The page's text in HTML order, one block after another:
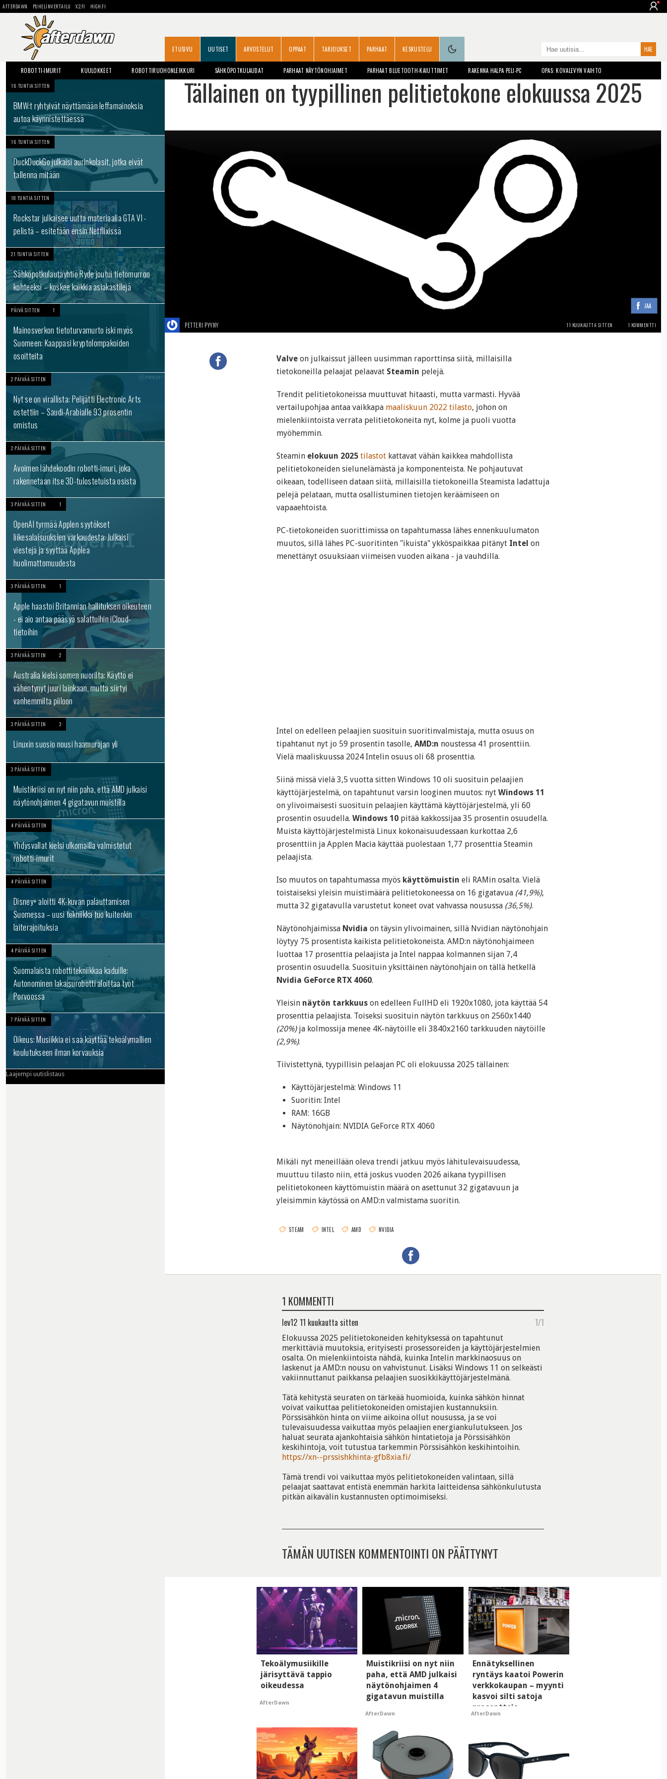
AFTERDAWN PUHELINVERTAILU X2.FI HIGH.FI
ETUSIVU UUTISET ARVOSTELUT OPPAAT TARJOUKSET PARHAAT KESKUSTELU
ROBOTTI-IMURIT KUULOKKEET ROBOTTIRUOHONLEIKKURI SÄHKÖPOTKULAUDAT PARHAAT NÄYTÖNOHJAIMET PARHAAT BLUETOOTH-KAIUTTIMET RAKENNA HALPA PELI-PC OPAS: KOVALEVYN VAIHTO
16 TUNTIA SITTEN
BMW:t ryhtyivät näyttämään leffamainoksia
autoa käynnistettäessä
16 TUNTIA SITTEN
DuckDuckGo julkaisi aurinkolasit, jotka eivät
tallenna mitään
18 TUNTIA SITTEN
Rockstar julkaisee uutta materiaalia GTA VI -
pelistä – esitetään ensin Netflixissä
21 TUNTIA SITTEN
Sähköpotkulautayhtiö Ryde joutui tietomurron
kohteeksi – koskee kaikkia asiakastilejä
PÄIVÄ SITTEN 1
Mainosverkon tietoturvamurto iski myös
Suomeen: Kaappasi kryptolompakoiden
osoitteita
2 PÄIVÄÄ SITTEN
Nyt se on virallista: Pelijätti Electronic Arts
ostettiin – Saudi-Arabialle 93 prosentin
omistus
2 PÄIVÄÄ SITTEN
Avoimen lähdekoodin robotti-imuri, joka
rakennetaan itse 3D-tulostetuista osista
3 PÄIVÄÄ SITTEN 1
OpenAI tyrmää Applen syytökset
liikesalaisuuksien varkaudesta: Julkaisi
viestejä ja syyttää Applea
huolimattomuudesta
3 PÄIVÄÄ SITTEN 1
Apple haastoi Britannian hallituksen oikeuteen
- ei aio antaa pääsyä salattuihin iCloud-
tietoihin
3 PÄIVÄÄ SITTEN 2
Australia kielsi somen nuorilta: Käyttö ei
vähentynyt juuri lainkaan, mutta siirtyi
vanhemmilta piiloon
3 PÄIVÄÄ SITTEN 3
Linuxin suosio nousi haamurajan yli
3 PÄIVÄÄ SITTEN
Muistikriisi on nyt niin paha, että AMD julkaisi
näytönohjaimen 4 gigatavun muistilla
4 PÄIVÄÄ SITTEN
Yhdysvallat kielsi ulkomailla valmistetut
robotti-imurit
4 PÄIVÄÄ SITTEN
Disney+ aloitti 4K-kuvan palauttamisen
Suomessa – uusi tekniikka tuo kuitenkin
laiterajoituksia
4 PÄIVÄÄ SITTEN
Suomalaista robottitekniikkaa kaduille:
Autonominen lakaisurobotti aloittaa työt
Porvoossa
7 PÄIVÄÄ SITTEN
Oikeus: Musiikkia ei saa käyttää tekoälymallien
koulutukseen ilman korvauksia
Laajempi uutislistaus
Tällainen on tyypillinen pelitietokone elokuussa 2025
JAA
PETTERI PYYNY 11 KUUKAUTTA SITTEN 1 KOMMENTTI
Valve on julkaissut jälleen uusimman raporttinsa siitä, millaisilla
tietokoneilla pelaajat pelaavat Steamin pelejä.
Trendit pelitietokoneissa muuttuvat hitaasti, mutta varmasti. Hyvää
vertailupohjaa antaa vaikkapa maaliskuun 2022 tilasto, johon on
mielenkiintoista verrata pelitietokoneita nyt, kolme ja puoli vuotta
myöhemmin.
Steamin elokuun 2025 tilastot kattavat vähän kaikkea mahdollista
pelitietokoneiden sielunelämästä ja komponenteista. Ne pohjautuvat
oikeaan, todelliseen dataan siitä, millaisilla tietokoneilla Steamista ladattuja
pelejä pelataan, mutta osallistuminen tietojen keräämiseen on
vapaaehtoista.
PC-tietokoneiden suorittimissa on tapahtumassa lähes ennenkuulumaton
muutos, sillä lähes PC-suoritinten "ikuista" ykköspaikkaa pitänyt Intel on
menettänyt osuuksiaan viimeisen vuoden aikana - ja vauhdilla.
Intel on edelleen pelaajien suosituin suoritinvalmistaja, mutta osuus on
tipahtanut nyt jo 59 prosentin tasolle, AMD:n noustessa 41 prosenttiin.
Vielä maaliskuussa 2024 Intelin osuus oli 68 prosenttia.
Siinä missä vielä 3,5 vuotta sitten Windows 10 oli suosituin pelaajien
käyttöjärjestelmä, on tapahtunut varsin looginen muutos: nyt Windows 11
on ylivoimaisesti suosituin pelaajien käyttämä käyttöjärjestelmä, yli 60
prosentin osuudella. Windows 10 pitää kakkossijaa 35 prosentin osuudella.
Muista käyttöjärjestelmistä Linux kokonaisuudessaan kurkottaa 2,6
prosenttiin ja Applen Macia käyttää puolestaan 1,77 prosenttia Steamin
pelaajista.
Iso muutos on tapahtumassa myös käyttömuistin eli RAMin osalta. Vielä
toistaiseksi yleisin muistimäärä pelitietokoneessa on 16 gigatavua (41,9%),
mutta 32 gigatavulla varustetut koneet ovat vahvassa nousussa (36,5%).
Näytönohjaimissa Nvidia on täysin ylivoimainen, sillä Nvidian näytönohjain
löytyy 75 prosentista kaikista pelitietokoneista. AMD:n näytönohjaimeen
luottaa 17 prosenttia pelaajista ja Intel nappaa kolmannen sijan 7,4
prosentin osuudella. Suosituin yksittäinen näytönohjain on tällä hetkellä
Nvidia GeForce RTX 4060.
Yleisin näytön tarkkuus on edelleen FullHD eli 1920x1080, jota käyttää 54
prosenttia pelaajista. Toiseksi suosituin näytön tarkkuus on 2560x1440
(20%)ja kolmossija menee 4K-näytöille eli 3840x2160 tarkkuuden näytöille
(2,9%).
Tiivistettynä, tyypillisin pelaajan PC oli elokuussa 2025 tällainen:
Käyttöjärjestelmä: Windows 11
Suoritin: Intel
RAM: 16GB
Näytönohjain: NVIDIA GeForce RTX 4060
Mikäli nyt meneillään oleva trendi jatkuu myös lähitulevaisuudessa,
muuttuu tilasto niin, että joskus vuoden 2026 aikana tyypillisen
pelitietokoneen käyttömuistin määrä on asettunut 32 gigatavuun ja
yleisimmin käytössä on AMD:n valmistama suoritin.
STEAM INTEL AMD NVIDIA
1 KOMMENTTI
lev12 11 kuukautta sitten 1/1
Elokuussa 2025 pelitietokoneiden kehityksessä on tapahtunut
merkittäviä muutoksia, erityisesti prosessoreiden ja käyttöjärjestelmien
osalta. On mielenkiintoista nähdä, kuinka Intelin markkinaosuus on
laskenut ja AMD:n nousu on vahvistunut. Lisäksi Windows 11 on selkeästi
vakiinnuttanut paikkansa pelaajien suosikkikäyttöjärjestelmänä.
Tätä kehitystä seuraten on tärkeää huomioida, kuinka sähkön hinnat
voivat vaikuttaa pelitietokoneiden omistajien kustannuksiin.
Pörssisähkön hinta on viime aikoina ollut nousussa, ja se voi
tulevaisuudessa vaikuttaa myös pelaajien energiankulutukseen. Jos
haluat seurata ajankohtaisia sähkön hintatietoja ja Pörssisähkön
keskihintoja, voit tutustua tarkemmin Pörssisähkön keskihintoihin.
https://xn--prssishkhinta-gfb8xia.fi/
Tämä trendi voi vaikuttaa myös pelitietokoneiden valintaan, sillä
pelaajat saattavat entistä enemmän harkita laitteidensa sähkönkulutusta
pitkän aikavälin kustannusten optimoimiseksi.
TÄMÄN UUTISEN KOMMENTOINTI ON PÄÄTTYNYT
Tekoälymusiikille
järisyttävä tappio
oikeudessa
AfterDawn
Muistikriisi on nyt niin
paha, että AMD julkaisi
näytönohjaimen 4
gigatavun muistilla
AfterDawn
Ennätyksellinen
ryntäys kaatoi Powerin
verkkokaupan – myynti
kasvoi silti satoja
prosentteja
AfterDawn